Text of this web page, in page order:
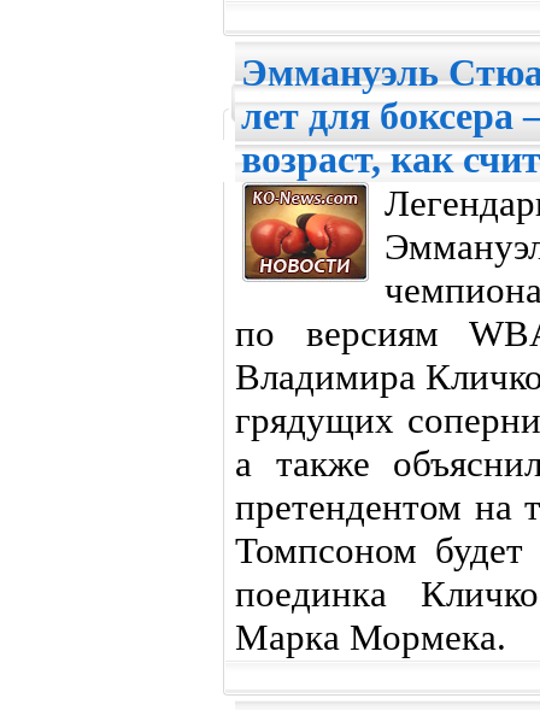
Эммануэль
лет для
возраст, как
по версиям
Владимира
грядущих
а также
претендентом на
Томпсоном будет
поединка
Марка Мормека.